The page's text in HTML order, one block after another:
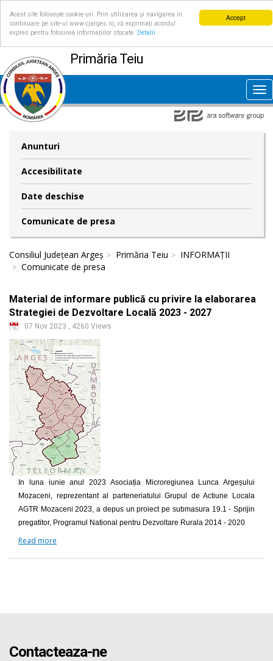
Accept
Acest site folosește cookie-uri. Prin utilizarea și navigarea în
continuare pe site-ul www.cjarges.ro, vă exprimați acordul
expres pentru folosirea informațiilor stocate.
Detalii
Primăria Teiu
Anunturi
Accesibilitate
Date deschise
Comunicate de presa
Consiliul Județean Argeș Primăria Teiu
INFORMAȚII
Comunicate de presa
Material de informare publică cu privire la elaborarea
Strategiei de Dezvoltare Locală 2023 - 2027
07 Nov 2023 , 4260 Views
In luna iunie anul 2023 Asociația Microregiunea Lunca Argeșului
Mozaceni, reprezentant al parteneriatului Grupul de Actiune Locala
AGTR Mozaceni 2023, a depus un proiect pe submasura 19.1 - Sprijin
pregatitor, Programul National pentru Dezvoltare Rurala 2014 - 2020
Read more
Contacteaza-ne